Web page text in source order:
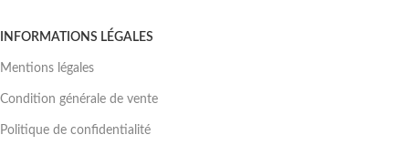
INFORMATIONS LÉGALES
Mentions légales
Condition générale de vente
Politique de confidentialité